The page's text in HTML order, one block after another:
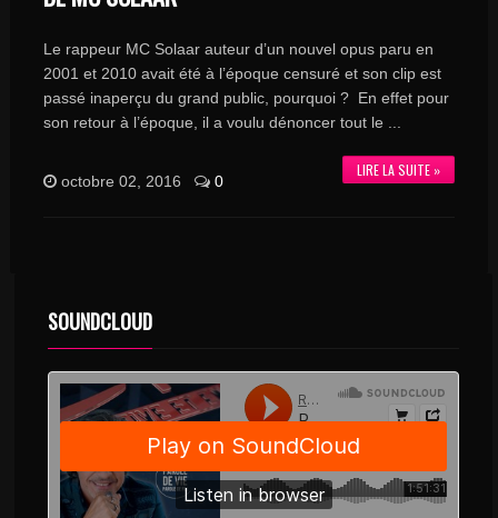
Le rappeur MC Solaar auteur d’un nouvel opus paru en
2001 et 2010 avait été à l’époque censuré et son clip est
passé inaperçu du grand public, pourquoi ? En effet pour
son retour à l’époque, il a voulu dénoncer tout le ...
LIRE LA SUITE »
octobre 02, 2016 0
SOUNDCLOUD